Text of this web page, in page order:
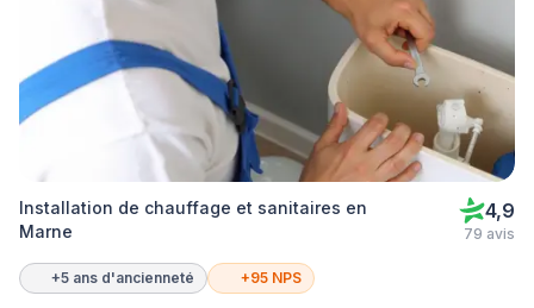
Installation de chauffage et sanitaires en
Marne
4,9
79 avis
+5 ans d'ancienneté +95 NPS